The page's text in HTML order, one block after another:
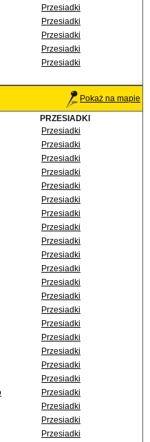
Przesiadki
Przesiadki
Przesiadki
Przesiadki
Przesiadki
Pokaż na mapie
PRZESIADKI
Przesiadki
Przesiadki
Przesiadki
Przesiadki
Przesiadki
Przesiadki
Przesiadki
Przesiadki
Przesiadki
Przesiadki
Przesiadki
Przesiadki
Przesiadki
Przesiadki
Przesiadki
Przesiadki
Przesiadki
Przesiadki
Przesiadki
Przesiadki
Przesiadki
Przesiadki
Przesiadki